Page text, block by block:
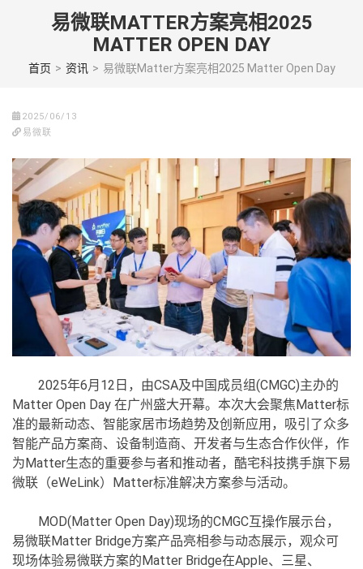
(Press
易微联MATTER方案亮相2025
MATTER OPEN DAY
首页 > 资讯 > 易微联Matter方案亮相2025 Matter Open Day
2025/06/13
易微联
2025年6月12日，由CSA及中国成员组(CMGC)主办的
Matter Open Day 在广州盛大开幕。本次大会聚焦Matter标
准的最新动态、智能家居市场趋势及创新应用，吸引了众多
智能产品方案商、设备制造商、开发者与生态合作伙伴，作
为Matter生态的重要参与者和推动者，酷宅科技携手旗下易
微联（eWeLink）Matter标准解决方案参与活动。
MOD(Matter Open Day)现场的CMGC互操作展示台，
易微联Matter Bridge方案产品亮相参与动态展示，观众可
现场体验易微联方案的Matter Bridge在Apple、三星、